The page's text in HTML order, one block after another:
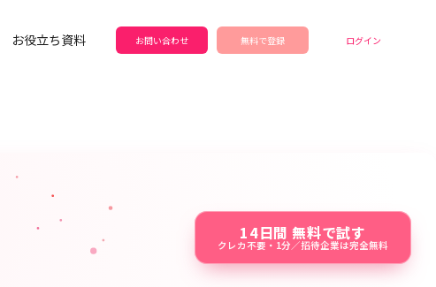
お役立ち資料 お問い合わせ 無料で登録 ログイン
14日間 無料で試す
クレカ不要・1分／招待企業は完全無料